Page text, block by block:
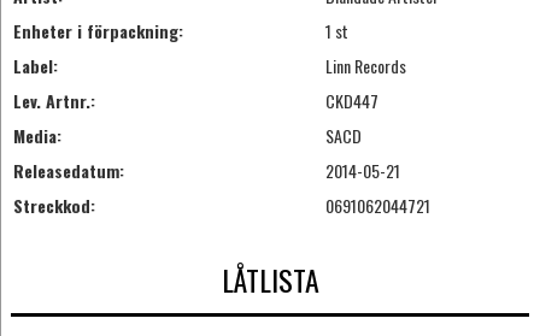
Enheter i förpackning:
1 st
Label:
Linn Records
Lev. Artnr.:
CKD447
Media:
SACD
Releasedatum:
2014-05-21
Streckkod:
0691062044721
LÅTLISTA